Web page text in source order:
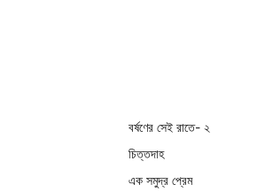
বর্ষণের সেই রাতে- ২
চিত্তদাহ
এক সমুদ্র প্রেম